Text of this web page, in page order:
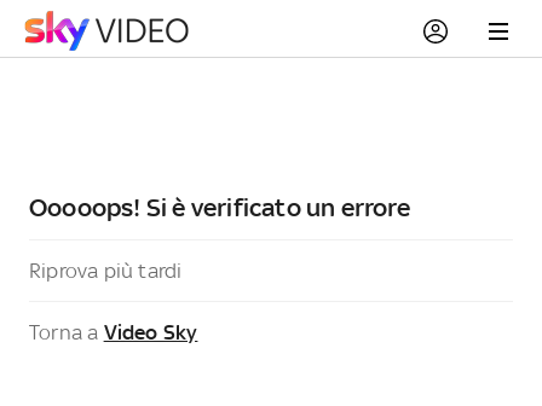
Ooooops! Si è verificato un errore
Riprova più tardi
Torna a Video Sky